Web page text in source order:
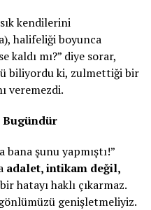
kendilerini
halifeliği boyunca
kaldı mı?” diye sorar,
biliyordu ki, zulmettiği bir
veremezdi.
Bugündür
bana şunu yapmıştı!”
adalet, intikam değil,
hatayı haklı çıkarmaz.
genişletmeliyiz.